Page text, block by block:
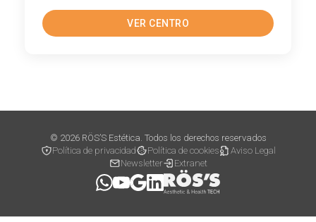
VER CENTRO
© 2026 RÖS’S Estética. Todos los derechos reservados
Política de privacidad
Política de cookies
Aviso Legal
Newsletter
Extranet